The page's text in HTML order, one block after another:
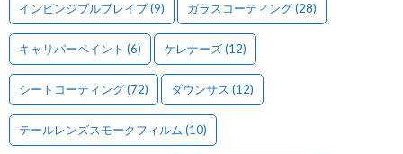
インビンジブルブレイブ(9) ガラスコーティング(28)
キャリパーペイント (6) ケレナーズ(12)
シートコーティング(72) ダウンサス (12)
テールレンズスモークフィルム (10)